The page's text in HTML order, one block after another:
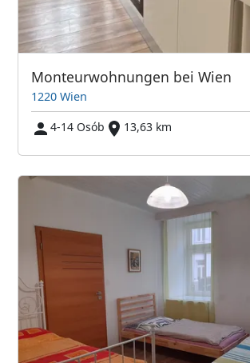
Monteurwohnungen bei Wien
1220 Wien
4-14 Osób
13,63 km